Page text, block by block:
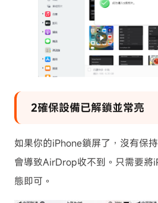
2確保設備已解鎖並常亮
如果你的iPhone鎖屏了，沒有保
會導致AirDrop收不到。只需要將
態即可。